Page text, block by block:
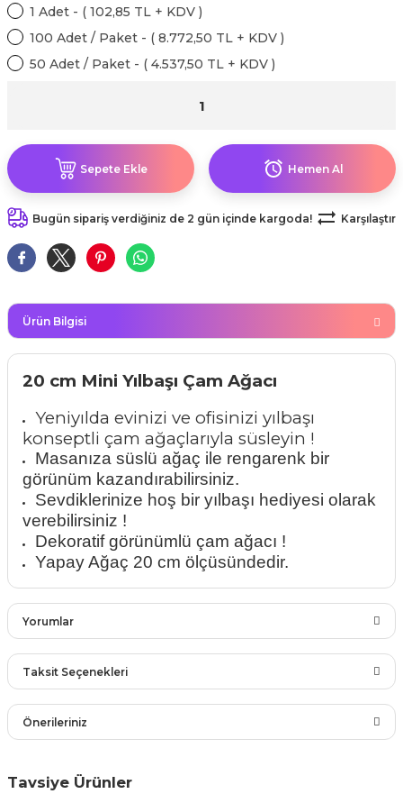
Veda Parti Malzemeleri
Süsleri (Halloween)
Süsleri
VE NİKAH Şekeri SARF
dişim
Maskeleri
Çorap
modelleri (süslü
Malzemeleri
Taş Baskı Ürünleri
Ürünleri
1 Adet - ( 102,85 TL + KDV )
100 Adet / Paket - ( 8.772,50 TL + KDV )
50 Adet / Paket - ( 4.537,50 TL + KDV )
Sepete Ekle Hemen Al
Bugün sipariş verdiğiniz de 2 gün içinde kargoda! Karşılaştır
Ürün Bilgisi
20 cm Mini Yılbaşı Çam Ağacı
Yeniyılda evinizi ve ofisinizi yılbaşı
konseptli çam ağaçlarıyla süsleyin !
Masanıza süslü ağaç ile rengarenk bir
görünüm kazandırabilirsiniz.
Sevdiklerinize hoş bir yılbaşı hediyesi olarak
verebilirsiniz !
Dekoratif görünümlü çam ağacı !
Yapay Ağaç 20 cm ölçüsündedir.
Yorumlar
Bu ürüne ilk yorumu siz yapın!
Taksit Seçenekleri
Önerileriniz
Bu ürünün fiyat bilgisi, resim, ürün açıklamalarında ve diğer
konularda yetersiz gördüğünüz noktaları öneri formunu
Tavsiye Ürünler